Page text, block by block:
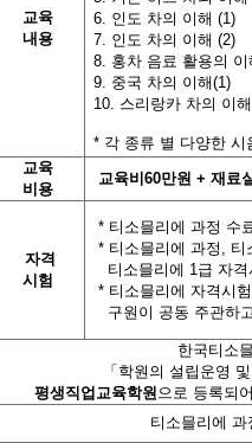
교육
내용
6. 인도 차의 이해 (1)
7. 인도 차의 이해 (2)
8. 홍차 음료 활용의 이
9. 중국 차의 이해(1)
10. 스리랑카 차의 이해
* 각 종류 별 다양한 시
교육
비용
교육비 60만원 + 재료
자격
시험
* 티소믈리에 과정 수
* 티소믈리에 과정 , 티
티소믈리에 1급 자격
* 티소믈리에 자격시
구원이 공동 주관하
한국티소
「학원의 설립운영
평생직업교육학원으로 등록되
티소믈리에